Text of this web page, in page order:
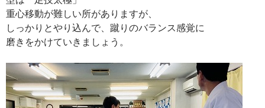
重心移動が難しい所がありますが、
しっかりとやり込んで、蹴りのバランス感覚に
磨きをかけていきましょう。